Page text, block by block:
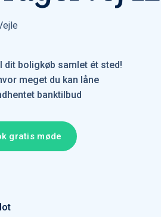
dit boligkøb samlet ét sted!
meget du kan låne
banktilbud
gratis møde